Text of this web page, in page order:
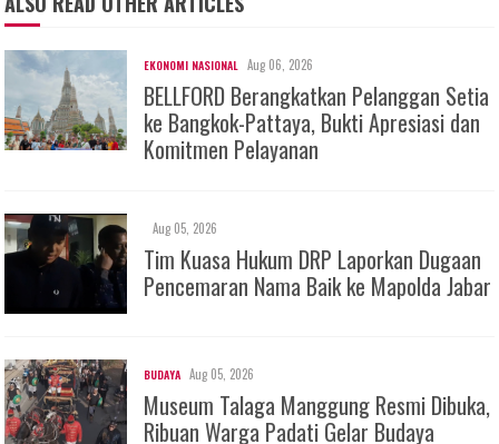
EKONOMI NASIONAL Aug 06, 2026
BELLFORD Berangkatkan Pelanggan Setia
ke Bangkok-Pattaya, Bukti Apresiasi dan
Komitmen Pelayanan
Aug 05, 2026
Tim Kuasa Hukum DRP Laporkan Dugaan
Pencemaran Nama Baik ke Mapolda Jabar
BUDAYA Aug 05, 2026
Museum Talaga Manggung Resmi Dibuka,
Ribuan Warga Padati Gelar Budaya